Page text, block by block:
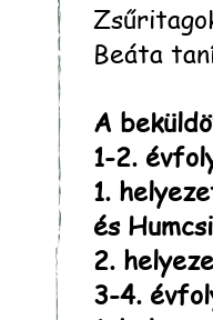
Beáta
A
1-2.
1.
és
2.
3-4.